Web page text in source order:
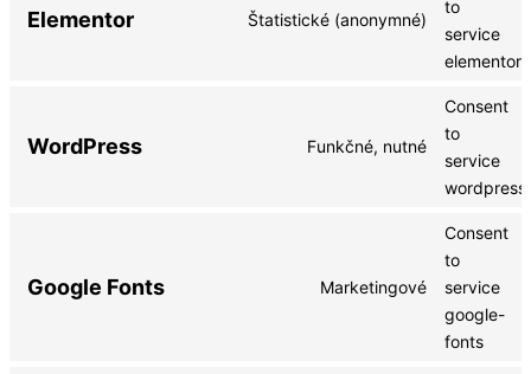
Elementor Štatistické (anonymné)
to
service
elementor
WordPress Funkčné, nutné
Consent
to
service
wordpress
Google Fonts Marketingové
Consent
to
service
google-
fonts